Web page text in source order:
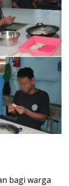
bagi warga